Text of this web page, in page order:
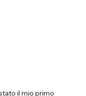
il mio primo